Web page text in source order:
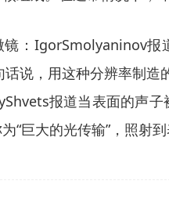
镜：IgorSmolyaninov报
说，用这种分辨率制
报道当表面的声
“巨大的光传输”，照射